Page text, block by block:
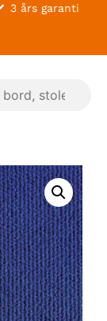
3 års garanti